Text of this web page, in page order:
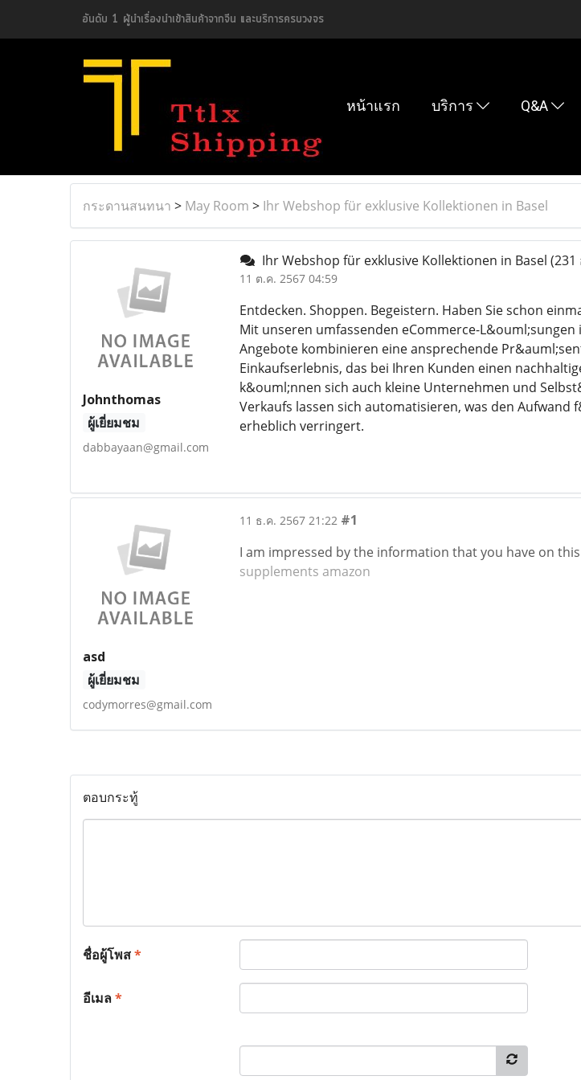
อันดับ 1 ผู้นำเรื่องนำเข้าสินค้าจากจีน และบริการครบวงจร
หน้าแรก บริการ Q&A
กระดานสนทนา > May Room > Ihr Webshop für exklusive Kollektionen in Basel
Johnthomas
ผู้เยี่ยมชม
dabbayaan@gmail.com
Ihr Webshop für exklusive Kollektionen in Basel (231
11 ต.ค. 2567 04:59
Entdecken. Shoppen. Begeistern. Haben Sie schon
Mit unseren umfassenden eCommerce-
Angebote kombinieren eine ansprechende
Einkaufserlebnis, das bei Ihren Kunden einen
k&ouml;nnen sich auch kleine Unternehmen und
Verkaufs lassen sich automatisieren, was den
erheblich verringert.
asd
ผู้เยี่ยมชม
codymorres@gmail.com
11 ธ.ค. 2567 21:22 #1
I am impressed by the information that you have on
supplements amazon
ตอบกระทู้
ชื่อผู้โพส*
อีเมล*